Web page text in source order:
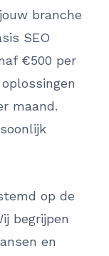
branche
SEO
€500 per
maand.
op de
begrijpen
en